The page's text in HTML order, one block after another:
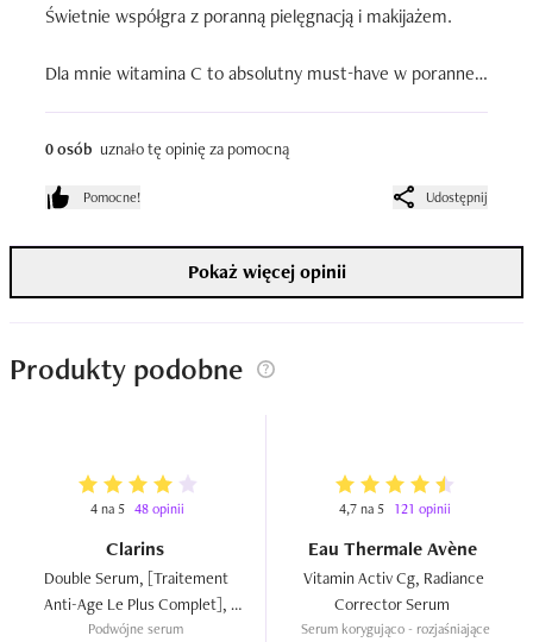
Świetnie współgra z poranną pielęgnacją i makijażem.
Dla mnie witamina C to absolutny must-have w porannej
Nakładam je rano po oczyszczeniu twarzy, przed kremem
i SPF skóra od razu wygląda na bardziej świeżą i „żywą”.
Bez zapachu, wegański skład, wygodne opakowanie z
0 osób uznało tę opinię za pomocną
Pomocne! Udostępnij
Pokaż więcej opinii
Produkty podobne
4 na 5 48 opinii
Clarins
Double Serum, [Traitement
Anti-Age Le Plus Complet],
[Complete Intensive Anti-
Podwójne serum
4,7 na 5 121 opinii
Eau Thermale Avène
Vitamin Activ Cg, Radiance
Serum korygująco - rozjaśniające